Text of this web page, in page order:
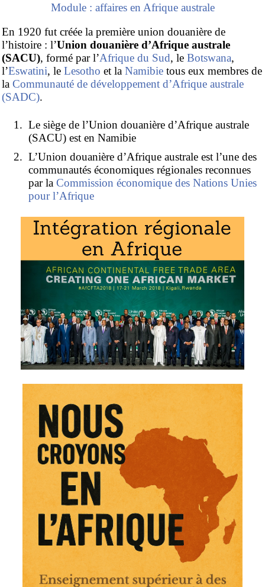
Module : affaires en Afrique australe
En 1920 fut créée la première union douanière de
l’histoire : l’Union douanière d’Afrique australe
(SACU), formé par l’Afrique du Sud, le Botswana,
l’Eswatini, le Lesotho et la Namibie tous eux membres de
la Communauté de développement d’Afrique australe
(SADC).
Le siège de l’Union douanière d’Afrique australe
(SACU) est en Namibie
L’Union douanière d’Afrique australe est l’une des
communautés économiques régionales reconnues
par la Commission économique des Nations Unies
pour l’Afrique